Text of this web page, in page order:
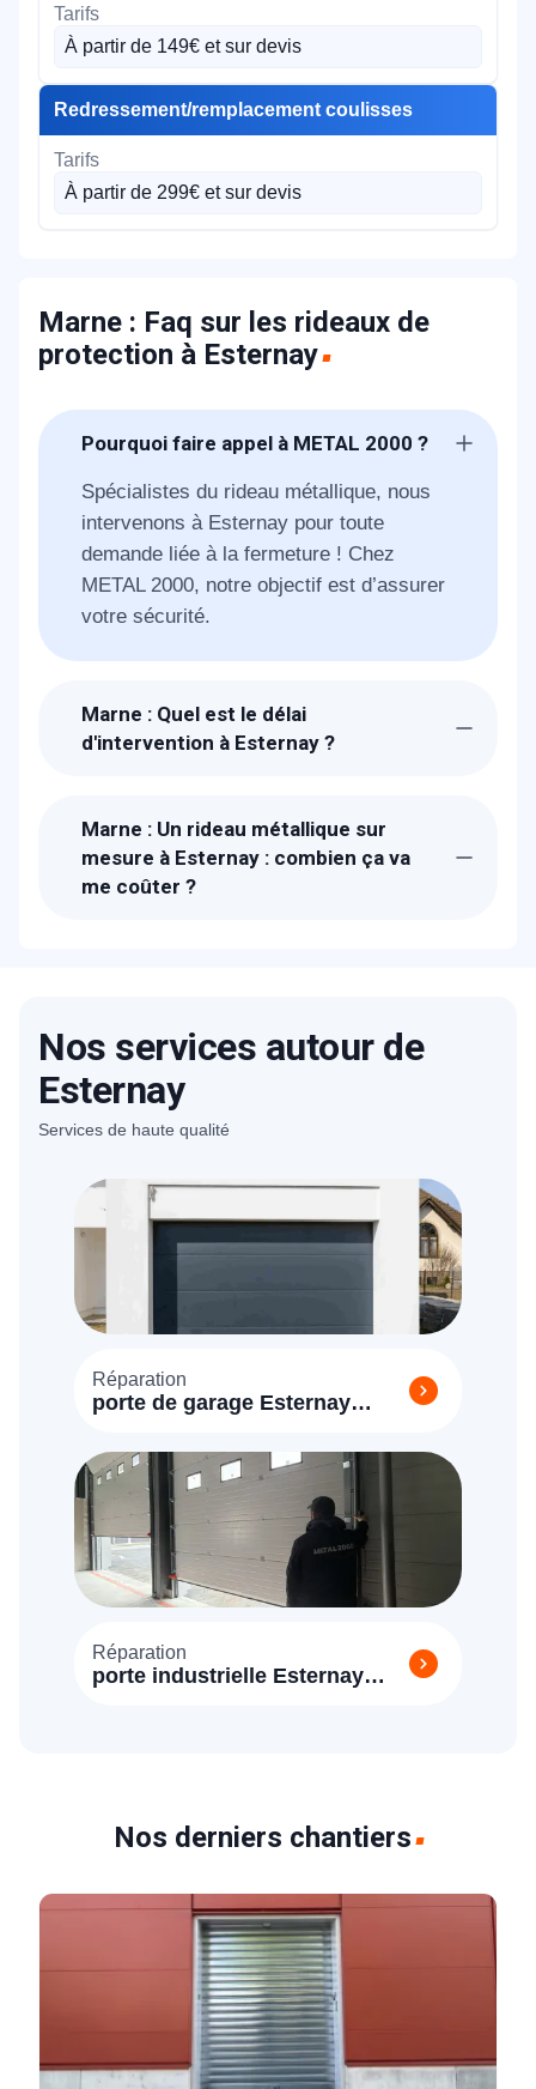
À partir de 149€ et sur devis
Redressement/remplacement coulisses
À partir de 299€ et sur devis
Marne : Faq sur les rideaux de
protection à Esternay
Pourquoi faire appel à METAL 2000 ?
Spécialistes du rideau métallique, nous
intervenons à Esternay pour toute
demande liée à la fermeture ! Chez
METAL 2000, notre objectif est d’assurer
votre sécurité.
Marne : Quel est le délai
d'intervention à Esternay ?
Esternay dans l'heure pour étudier avec
vous votre besoin. Pour les urgences, il
faut compter 30 min. 1 à 2 jours pour la
Marne : Un rideau métallique sur
mesure à Esternay : combien ça va
me coûter ?
donc nos prix sont parmi les moins chers
Nos services autour de
Esternay
Services de haute qualité
Réparation
porte de garage Esternay
Réparation
porte industrielle Esternay
Nos derniers chantiers